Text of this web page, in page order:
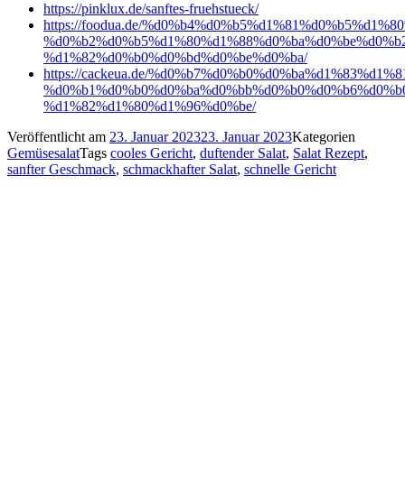
https://pinklux.de/sanftes-fruehstueck/
https://foodua.de/
%d1%82%d0%b0%d0%bd%d0%be%d0%ba/
https://cackeua.de/
%d1%82%d1%80%d1%96%d0%be/
Veröffentlicht am 23. Januar 202323. Januar 2023Kategorien
GemüsesalatTags cooles Gericht, duftender Salat, Salat Rezept,
sanfter Geschmack, schmackhafter Salat, schnelle Gericht